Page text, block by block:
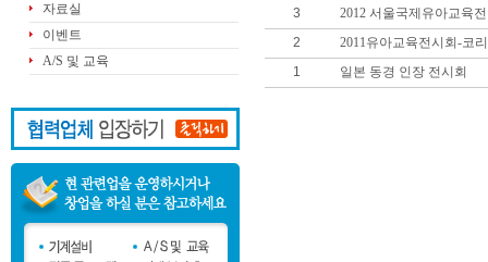
자료실
이벤트
A/S 및 교육
3
2012 서울국제유아교육
2
2011유아교육전시회-코
1
일본 동경 인장 전시회